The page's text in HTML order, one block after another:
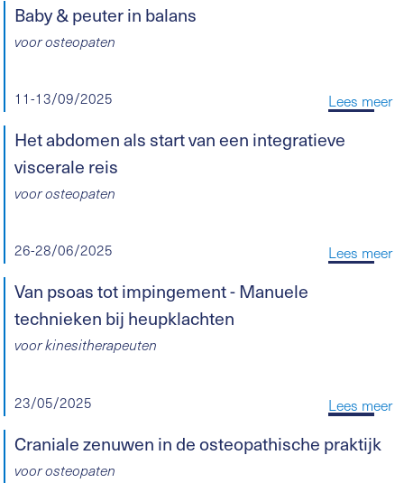
Baby & peuter in balans
voor osteopaten
11-13/09/2025 Lees meer
Het abdomen als start van een integratieve
viscerale reis
voor osteopaten
26-28/06/2025 Lees meer
Van psoas tot impingement - Manuele
technieken bij heupklachten
voor kinesitherapeuten
23/05/2025 Lees meer
Craniale zenuwen in de osteopathische praktijk
voor osteopaten